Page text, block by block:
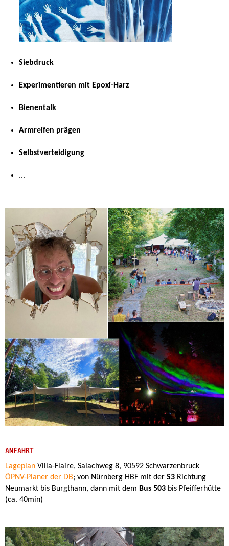
Siebdruck
Experimentieren mit Epoxi-Harz
Bienentalk
Armreifen prägen
Selbstverteidigung
...
ANFAHRT
Lageplan Villa-Flaire, Salachweg 8, 90592 Schwarzenbruck
ÖPNV-Planer der DB; von Nürnberg HBF mit der S3 Richtung
Neumarkt bis Burgthann, dann mit dem Bus 503 bis Pfeifferhütte
(ca. 40min)